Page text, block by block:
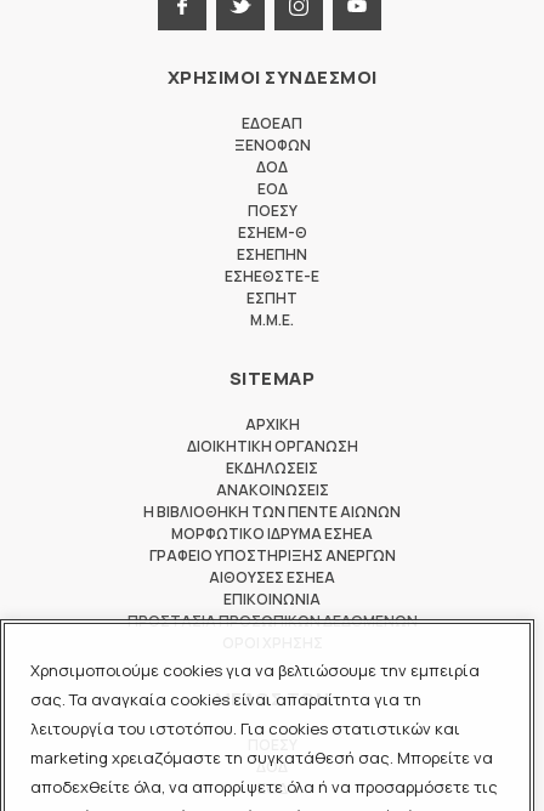
Χρησιμοποιούμε cookies για να βελτιώσουμε την εμπειρία
σας. Τα αναγκαία cookies είναι απαραίτητα για τη
λειτουργία του ιστοτόπου. Για cookies στατιστικών και
marketing χρειαζόμαστε τη συγκατάθεσή σας. Μπορείτε να
αποδεχθείτε όλα, να απορρίψετε όλα ή να προσαρμόσετε τις
ΧΡΗΣΙΜΟΙ ΣΥΝΔΕΣΜΟΙ
ΕΔΟΕΑΠ
ΞΕΝΟΦΩΝ
ΔΟΔ
ΕΟΔ
ΠΟΕΣΥ
ΕΣΗΕΜ-Θ
ΕΣΗΕΠΗΝ
ΕΣΗΕΘΣΤΕ-Ε
ΕΣΠΗΤ
M.M.E.
SITEMAP
ΑΡΧΙΚΗ
ΔΙΟΙΚΗΤΙΚΗ ΟΡΓΑΝΩΣΗ
ΕΚΔΗΛΩΣΕΙΣ
ΑΝΑΚΟΙΝΩΣΕΙΣ
Η ΒΙΒΛΙΟΘΗΚΗ ΤΩΝ ΠΕΝΤΕ ΑΙΩΝΩΝ
ΜΟΡΦΩΤΙΚΟ ΙΔΡΥΜΑ ΕΣΗΕΑ
ΓΡΑΦΕΙΟ ΥΠΟΣΤΗΡΙΞΗΣ ΑΝΕΡΓΩΝ
ΑΙΘΟΥΣΕΣ ΕΣΗΕΑ
ΕΠΙΚΟΙΝΩΝΙΑ
ΠΡΟΣΤΑΣΙΑ ΠΡΟΣΩΠΙΚΩΝ ΔΕΔΟΜΕΝΩΝ
ΜΕΛΟΣ ΤΩΝ
ΔΟΔ
ΕΟΔ